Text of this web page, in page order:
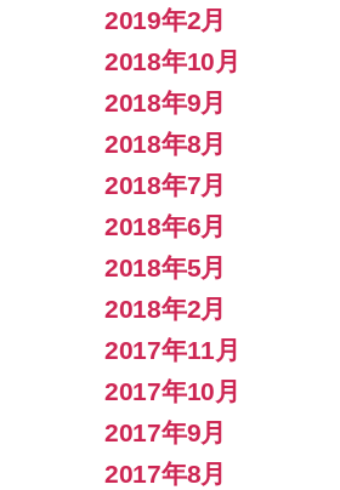
2019年2月
2018年10月
2018年9月
2018年8月
2018年7月
2018年6月
2018年5月
2018年2月
2017年11月
2017年10月
2017年9月
2017年8月